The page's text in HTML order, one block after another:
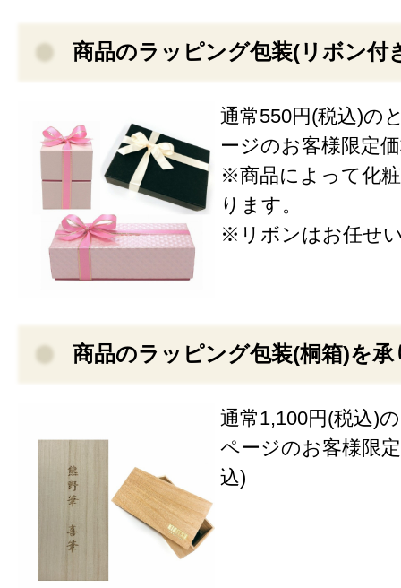
商品のラッピング包装(リボン付
通常550円(税込)の
ージのお客様限定
※商品によって化
ります。
※リボンはお任せ
商品のラッピング包装(桐箱)を承
通常1,100円(税込)
ページのお客様限
込)